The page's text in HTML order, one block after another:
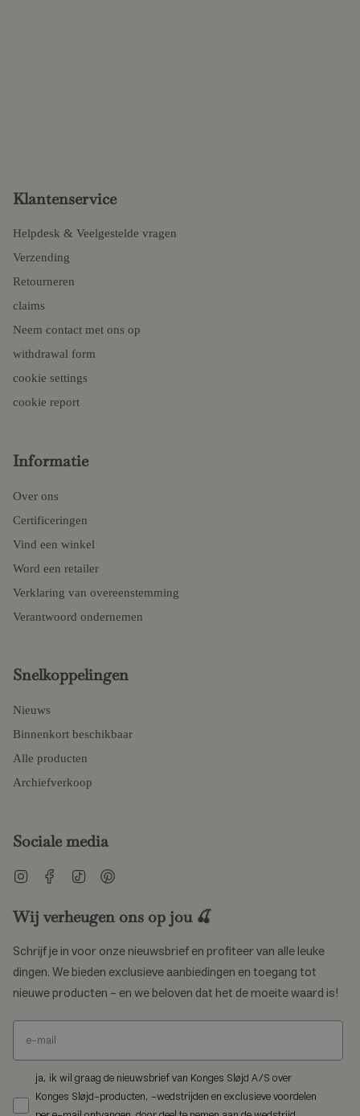
Klantenservice
Helpdesk & Veelgestelde vragen
Verzending
Retourneren
claims
Neem contact met ons op
withdrawal form
cookie settings
cookie report
Informatie
Over ons
Certificeringen
Vind een winkel
Word een retailer
Verklaring van overeenstemming
Verantwoord ondernemen
Snelkoppelingen
Nieuws
Binnenkort beschikbaar
Alle producten
Archiefverkoop
Sociale media
InstagramFacebook
TikTok
Wij verheugen ons op jou 🍒
Schrijf je in voor onze nieuwsbrief en profiteer van alle leuke
dingen. We bieden exclusieve aanbiedingen en toegang tot
nieuwe producten – en we beloven dat het de moeite waard is!
ja, ik wil graag de nieuwsbrief van Konges Sløjd A/S over
Konges Sløjd-producten, -wedstrijden en exclusieve voordelen